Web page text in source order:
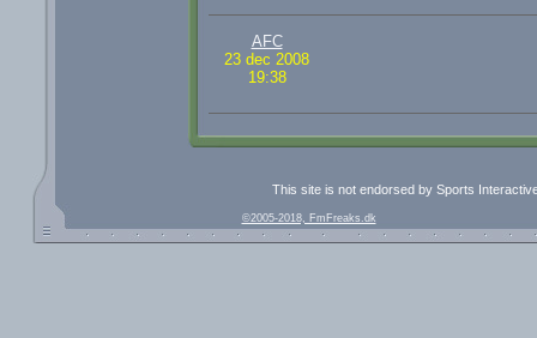
AFC
23 dec 2008
19:38
This site is not endorsed by Sports
©2005-2018, FmFreaks.dk